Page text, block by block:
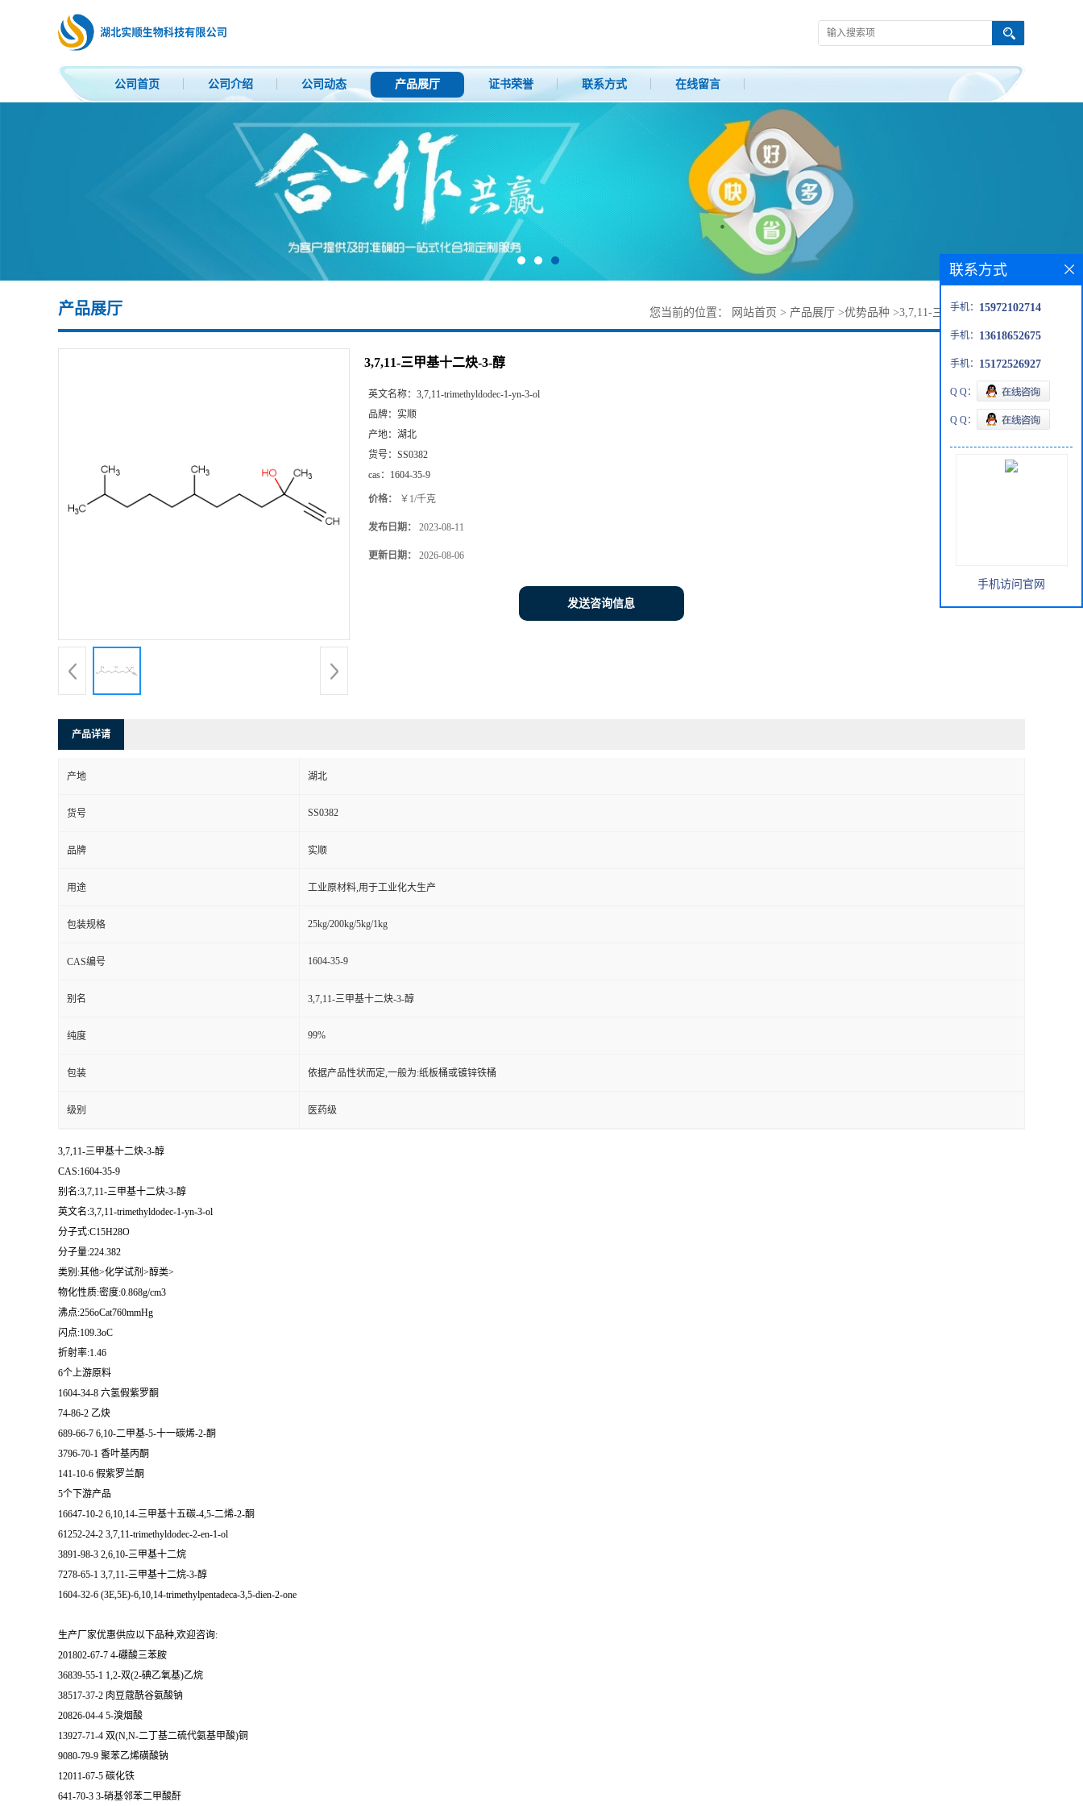
公司首页 公司介绍 公司动态 产品展厅 证书荣誉 联系方式 在线留言
产品展厅 您当前的位置： 网站首页 > 产品展厅 >优势品种 >3,7,11-三甲基十二炔-3-醇
3,7,11-三甲基十二炔-3-醇
英文名称： 3,7,11-trimethyldodec-1-yn-3-ol
品牌： 实顺
产地： 湖北
货号： SS0382
cas： 1604-35-9
价格： ￥1/千克
发布日期： 2023-08-11
更新日期： 2026-08-06
发送咨询信息
产品详请
产地 湖北
货号 SS0382
品牌 实顺
用途 工业原材料,用于工业化大生产
包装规格 25kg/200kg/5kg/1kg
CAS编号 1604-35-9
别名 3,7,11-三甲基十二炔-3-醇
纯度 99%
包装 依据产品性状而定,一般为:纸板桶或镀锌铁桶
级别 医药级
3,7,11-三甲基十二炔-3-醇
CAS:1604-35-9
别名:3,7,11-三甲基十二炔-3-醇
英文名:3,7,11-trimethyldodec-1-yn-3-ol
分子式:C15H28O
分子量:224.382
类别:其他>化学试剂>醇类>
物化性质:密度:0.868g/cm3
沸点:256oCat760mmHg
闪点:109.3oC
折射率:1.46
6个上游原料
1604-34-8 六氢假紫罗酮
74-86-2 乙炔
689-66-7 6,10-二甲基-5-十一碳烯-2-酮
3796-70-1 香叶基丙酮
141-10-6 假紫罗兰酮
5个下游产品
16647-10-2 6,10,14-三甲基十五碳-4,5-二烯-2-酮
61252-24-2 3,7,11-trimethyldodec-2-en-1-ol
3891-98-3 2,6,10-三甲基十二烷
7278-65-1 3,7,11-三甲基十二烷-3-醇
1604-32-6 (3E,5E)-6,10,14-trimethylpentadeca-3,5-dien-2-one
生产厂家优惠供应以下品种,欢迎咨询:
201802-67-7 4-硼酸三苯胺
36839-55-1 1,2-双(2-碘乙氧基)乙烷
38517-37-2 肉豆蔻酰谷氨酸钠
20826-04-4 5-溴烟酸
13927-71-4 双(N,N-二丁基二硫代氨基甲酸)铜
9080-79-9 聚苯乙烯磺酸钠
12011-67-5 碳化铁
641-70-3 3-硝基邻苯二甲酸酐
联系方式
手机： 15972102714
手机： 13618652675
手机： 15172526927
Q Q：
Q Q：
手机访问官网